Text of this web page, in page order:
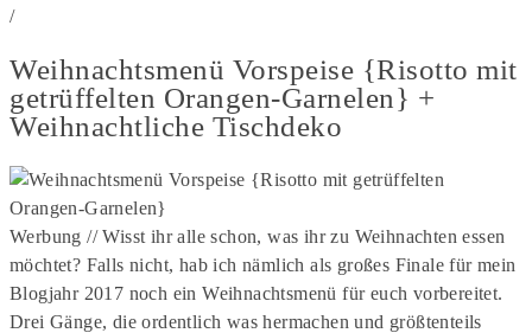
/
Weihnachtsmenü Vorspeise {Risotto mit
getrüffelten Orangen-Garnelen} +
Weihnachtliche Tischdeko
Werbung // Wisst ihr alle schon, was ihr zu Weihnachten essen
möchtet? Falls nicht, hab ich nämlich als großes Finale für mein
Blogjahr 2017 noch ein Weihnachtsmenü für euch vorbereitet.
Drei Gänge, die ordentlich was hermachen und größtenteils